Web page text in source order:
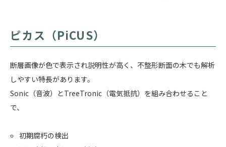
ピカス（PiCUS）
断層画像が色で表示され説明性が高く、不整形断面の木でも解析
しやすい特長があります。
Sonic（音波）とTreeTronic（電気抵抗）を組み合わせること
で、
初期腐朽の検出